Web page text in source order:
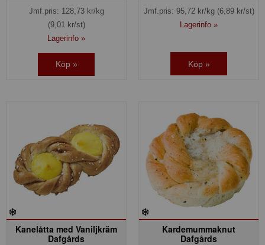
Jmf.pris: 128,73kr/kg
(9,01 kr/st)
Lagerinfo »
Köp »
Jmf.pris: 95,72kr/kg (6,89 kr/st)
Lagerinfo »
Köp »
Kanelåtta med Vaniljkräm
Dafgårds
Kardemummaknut
Dafgårds